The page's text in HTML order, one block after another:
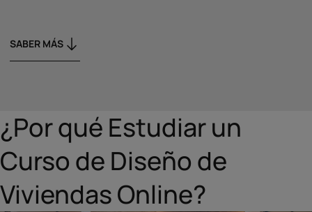
SABER MÁS
¿Por qué Estudiar un
Curso de Diseño de
Viviendas Online?